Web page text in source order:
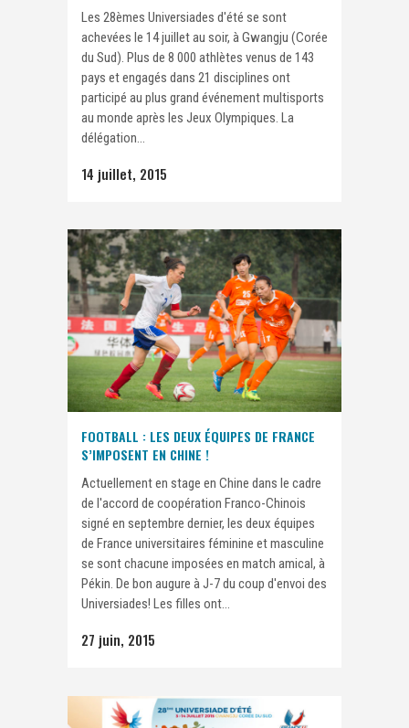
Les 28èmes Universiades d'été se sont
achevées le 14 juillet au soir, à Gwangju (Corée
du Sud). Plus de 8 000 athlètes venus de 143
pays et engagés dans 21 disciplines ont
participé au plus grand événement multisports
au monde après les Jeux Olympiques. La
délégation...
14 juillet, 2015
FOOTBALL : LES DEUX ÉQUIPES DE FRANCE
S’IMPOSENT EN CHINE !
Actuellement en stage en Chine dans le cadre
de l'accord de coopération Franco-Chinois
signé en septembre dernier, les deux équipes
de France universitaires féminine et masculine
se sont chacune imposées en match amical, à
Pékin. De bon augure à J-7 du coup d'envoi des
Universiades! Les filles ont...
27 juin, 2015